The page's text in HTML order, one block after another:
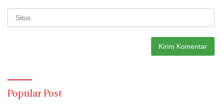
Popular Post